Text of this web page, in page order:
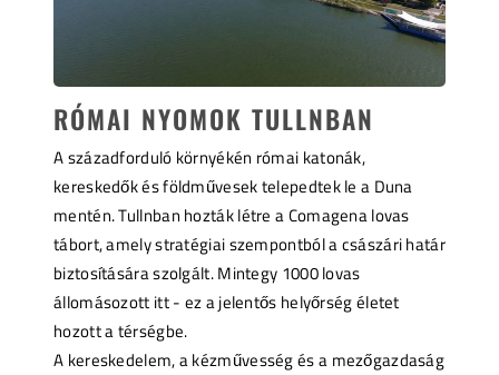
RÓMAI NYOMOK TULLNBAN
A századforduló környékén római katonák,
kereskedők és földművesek telepedtek le a Duna
mentén. Tullnban hozták létre a Comagena lovas
tábort, amely stratégiai szempontból a császári határ
biztosítására szolgált. Mintegy 1000 lovas
állomásozott itt - ez a jelentős helyőrség életet
hozott a térségbe.
A kereskedelem, a kézművesség és a mezőgazdaság